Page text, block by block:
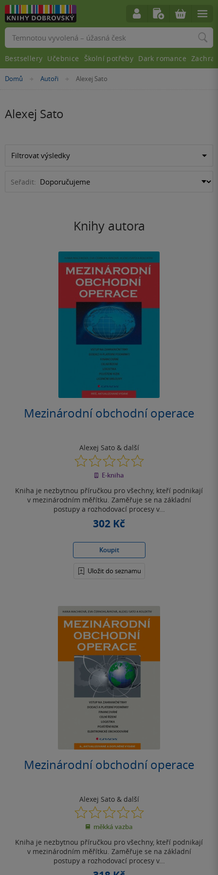
Nacházíte
Domů »Autoři »Alexej Sato
Alexej Sato
Filtrovat výsledky
Seřadit:
Knihy autora
Mezinárodní obchodní operace
Alexej Sato & další
0.0
z
5
E-kniha
Kniha je nezbytnou příručkou pro všechny, kteří podnikají
v mezinárodním měřítku. Zaměřuje se na základní
postupy a rozhodovací procesy v...
302 Kč
Koupit
Uložit do seznamu
Mezinárodní obchodní operace
Alexej Sato & další
0.0
z
5
měkká vazba
Kniha je nezbytnou příručkou pro všechny, kteří podnikají
v mezinárodním měřítku. Zaměřuje se na základní
postupy a rozhodovací procesy v...
Vyhledávání
Bestsellery Učebnice Školní potřeby Dark romance